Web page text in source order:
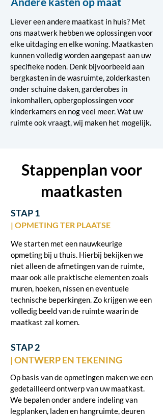
Liever een andere maatkast in huis? Met
ons maatwerk hebben we oplossingen voor
elke uitdaging en elke woning. Maatkasten
kunnen volledig worden aangepast aan uw
specifieke noden. Denk bijvoorbeeld aan
bergkasten in de wasruimte, zolderkasten
onder schuine daken, garderobes in
inkomhallen, opbergoplossingen voor
kinderkamers en nog veel meer. Wat uw
ruimte ook vraagt, wij maken het mogelijk.
Stappenplan voor
maatkasten
STAP 1
| OPMETING TER PLAATSE
We starten met een nauwkeurige
opmeting bij u thuis. Hierbij bekijken we
niet alleen de afmetingen van de ruimte,
maar ook alle praktische elementen zoals
muren, hoeken, nissen en eventuele
technische beperkingen. Zo krijgen we een
volledig beeld van de ruimte waarin de
maatkast zal komen.
STAP 2
| ONTWERP EN TEKENING
Op basis van de opmetingen maken we een
gedetailleerd ontwerp van uw maatkast.
We bepalen onder andere indeling van
legplanken, laden en hangruimte, deuren